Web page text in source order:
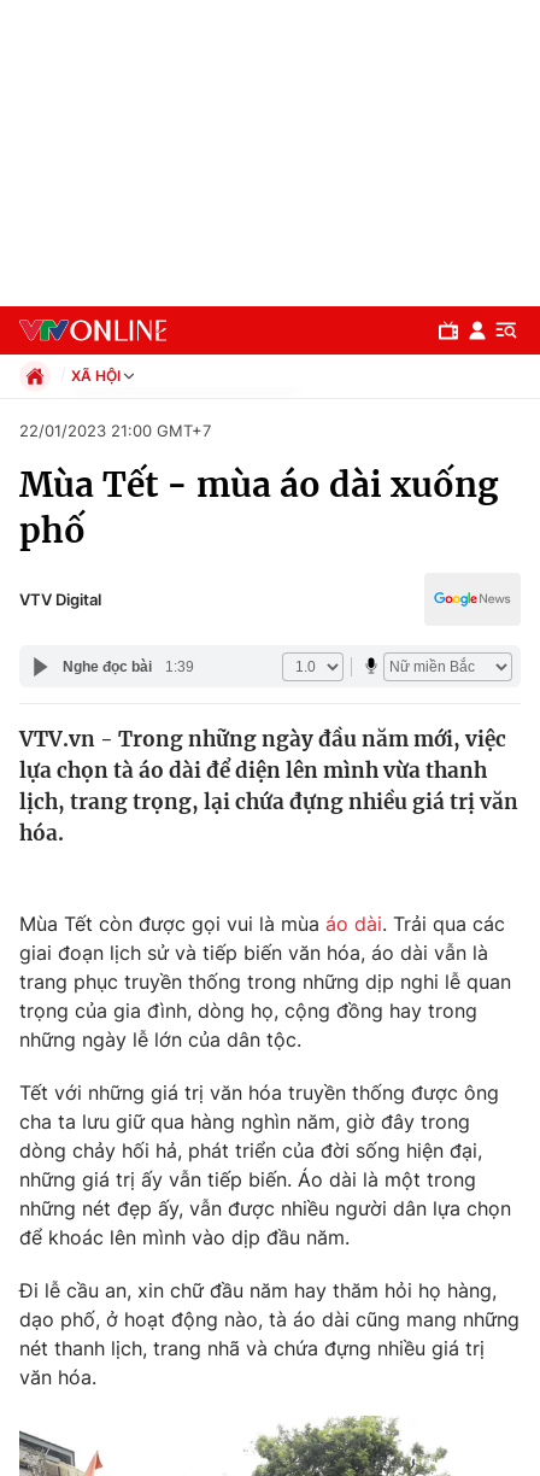
Chuyên mục
Chính trị
Xã hội
Y tế
Thế giới
Thế giới đó đây
Câu chuyện quốc tế
Tài chính
Thị trường
Góc doanh nghiệp
Dữ liệu và đời sống
Truyền hình
Phim VTV
Hậu trường
Nhân vật
Khán giả
Giải sao mai
Giải trí
Điện ảnh
Âm nhạc
Sao
Đời sống
Du lịch
Làm đẹp
Chất lượng cuộc sống
Giáo dục
Tuyển sinh
Học trực tuyến
Công nghệ
Hitech Công nghệ tương lai
Thị trường
Giao lưu trực tuyến
Lịch phát sóng
XÃ HỘI
Xã hội
Pháp luật
Kinh tế
Thể thao
Văn hóa - Giải trí
Đời sống
Giáo dục
22/01/2023 21:00 GMT+7
Mùa Tết - mùa áo dài xuống
phố
VTV Digital
Nghe đọc bài 1:39
VTV.vn - Trong những ngày đầu năm mới, việc
lựa chọn tà áo dài để diện lên mình vừa thanh
lịch, trang trọng, lại chứa đựng nhiều giá trị văn
hóa.
Mùa Tết còn được gọi vui là mùa áo dài. Trải qua các
giai đoạn lịch sử và tiếp biến văn hóa, áo dài vẫn là
trang phục truyền thống trong những dịp nghi lễ quan
trọng của gia đình, dòng họ, cộng đồng hay trong
những ngày lễ lớn của dân tộc.
Tết với những giá trị văn hóa truyền thống được ông
cha ta lưu giữ qua hàng nghìn năm, giờ đây trong
dòng chảy hối hả, phát triển của đời sống hiện đại,
những giá trị ấy vẫn tiếp biến. Áo dài là một trong
những nét đẹp ấy, vẫn được nhiều người dân lựa chọn
để khoác lên mình vào dịp đầu năm.
Đi lễ cầu an, xin chữ đầu năm hay thăm hỏi họ hàng,
dạo phố, ở hoạt động nào, tà áo dài cũng mang những
nét thanh lịch, trang nhã và chứa đựng nhiều giá trị
văn hóa.